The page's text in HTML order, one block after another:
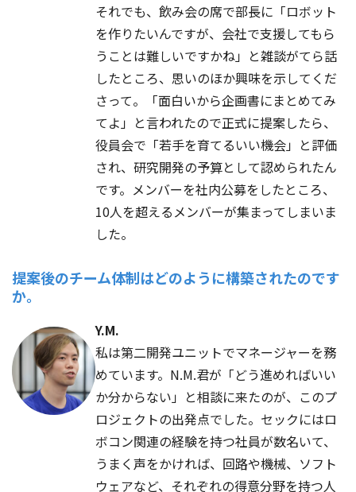
それでも、飲み会の席で部長に「ロボット
を作りたいんですが、会社で支援してもら
うことは難しいですかね」と雑談がてら話
したところ、思いのほか興味を示してくだ
さって。「面白いから企画書にまとめてみ
てよ」と言われたので正式に提案したら、
役員会で「若手を育てるいい機会」と評価
され、研究開発の予算として認められたん
です。メンバーを社内公募をしたところ、
10人を超えるメンバーが集まってしまいま
した。
提案後のチーム体制はどのように構築されたのです
か。
Y.M.
私は第二開発ユニットでマネージャーを務
めています。N.M.君が「どう進めればいい
か分からない」と相談に来たのが、このプ
ロジェクトの出発点でした。セックにはロ
ボコン関連の経験を持つ社員が数名いて、
うまく声をかければ、回路や機械、ソフト
ウェアなど、それぞれの得意分野を持つ人